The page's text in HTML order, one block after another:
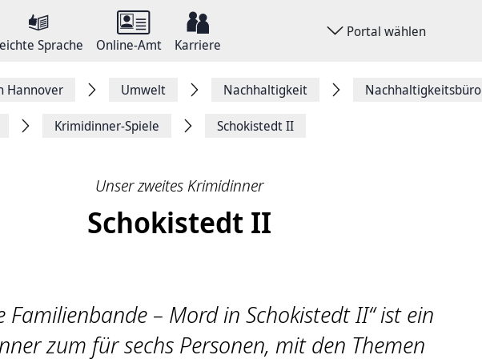
Sprache Online-Amt Karriere
Portal wählen
Hannover Umwelt Nachhaltigkeit Nachhaltigkeitsbüro
Krimidinner-Spiele Schokistedt II
Unser zweites Krimidinner
Schokistedt II
Familienbande – Mord in Schokistedt II“ ist ein
zum für sechs Personen, mit den Themen